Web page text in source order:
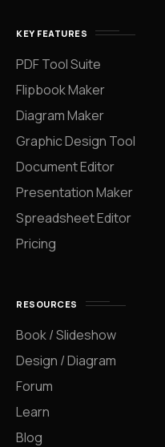
KEY FEATURES
PDF Tool Suite
Flipbook Maker
Diagram Maker
Graphic Design Tool
Document Editor
Presentation Maker
Spreadsheet Editor
Pricing
RESOURCES
Book / Slideshow
Design / Diagram
Forum
Learn
Blog